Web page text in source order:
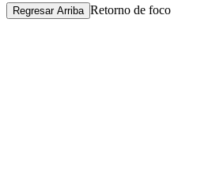
Regresar Arriba Retorno de foco